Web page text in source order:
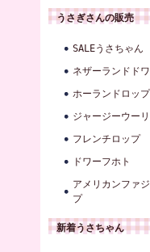
うさぎさんの販売
SALEうさちゃん
ネザーランドド
ホーランドロップ
ジャージーウー
フレンチロップ
ドワーフホト
アメリカンファ
プ
新着うさちゃん